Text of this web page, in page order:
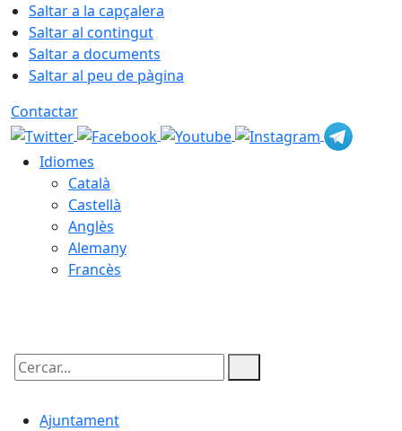
Saltar a la capçalera
Saltar al contingut
Saltar a documents
Saltar al peu de pàgina
Contactar
Idiomes
Català
Castellà
Anglès
Alemany
Francès
Cercar:
Ajuntament